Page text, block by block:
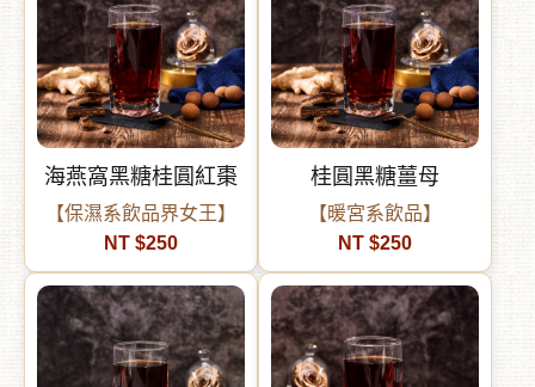
海燕窩黑糖桂圓紅棗
【保濕系飲品界女王】
NT $250
桂圓黑糖薑母
【暖宮系飲品】
NT $250